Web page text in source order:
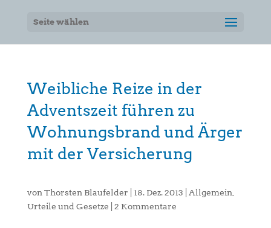
Seite wählen
Weibliche Reize in der
Adventszeit führen zu
Wohnungsbrand und Ärger
mit der Versicherung
von Thorsten Blaufelder 18. Dez. 2013 Allgemein
Urteile und Gesetze
2 Kommentare